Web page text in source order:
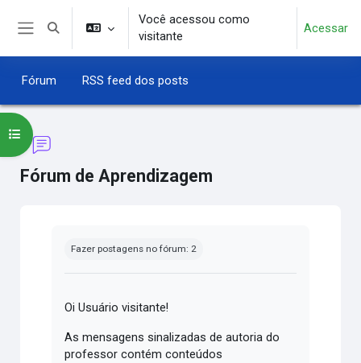
Ir para o conteúdo principal
Alternar entrada de pesquisa
Você acessou como
visitante
Acessar
Fórum RSS feed dos posts
Fórum de Aprendizagem
Abrir índice do curso
Fazer postagens no fórum: 2
Oi Usuário visitante!
As mensagens sinalizadas de autoria do
professor contém conteúdos